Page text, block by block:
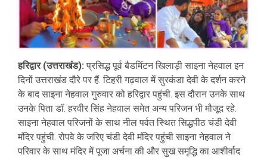
हरिद्वार (उत्तराखंड): प्रसिद्ध पूर्व बैडमिंटन खिलाड़ी साइना नेहवाल इन
दिनों उत्तराखंड दौरे पर हैं. टिहरी गढ़वाल में सुरकंडा देवी के दर्शन करने
के बाद साइना नेहवाल गुरुवार को हरिद्वार पहुंची. इस दौरान उनके साथ
उनके पिता डॉ. हरवीर सिंह नेहवाल समेत अन्य परिजन भी मौजूद रहे.
साइना नेहवाल परिजनों के साथ नील पर्वत स्थित सिद्धपीठ चंडी देवी
मंदिर पहुंची. रोपवे के जरिए चंडी देवी मंदिर पहुंची साइना नेहवाल ने
परिवार के साथ मंदिर में पूजा अर्चना की और सुख समृद्धि का आशीर्वाद